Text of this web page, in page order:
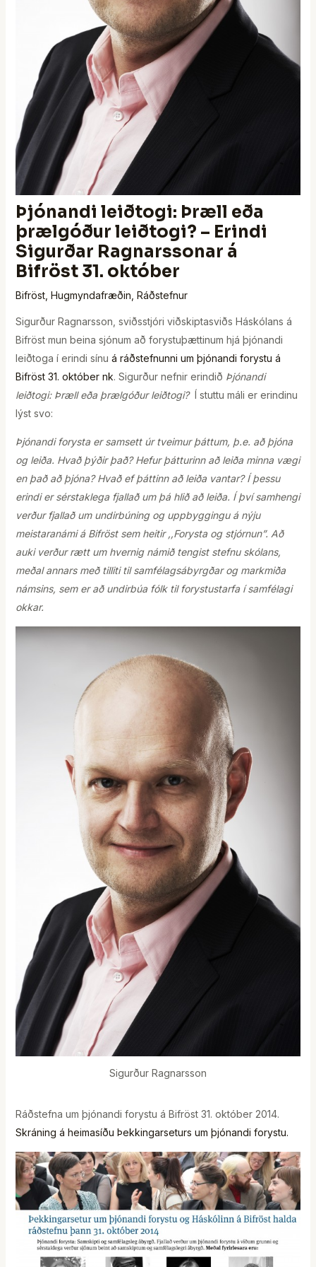
Þjónandi leiðtogi: Þræll eða
þrælgóður leiðtogi? – Erindi
Sigurðar Ragnarssonar á
Bifröst 31. október
Bifröst, Hugmyndafræðin Ráðstefnur
Sigurður Ragnarsson, sviðsstjóri viðskiptasviðs Háskólans á
Bifröst mun beina sjónum að forystuþættinum hjá þjónandi
leiðtoga í erindi sínu á ráðstefnunni um þjónandi forystu á
Bifröst 31. október nk. Sigurður nefnir erindið Þjónandi
leiðtogi: Þræll eða þrælgóður leiðtogi? Í stuttu máli er erindinu
lýst svo:
Þjónandi forysta er samsett úr tveimur þáttum, þ.e. að þjóna
og leiða. Hvað þýðir það? Hefur þátturinn að leiða minna vægi
en það að þjóna? Hvað ef þáttinn að leiða vantar? Í þessu
erindi er sérstaklega fjallað um þá hlið að leiða. Í því samhengi
verður fjallað um undirbúning og uppbyggingu á nýju
meistaranámi á Bifröst sem heitir ,,Forysta og stjórnun”. Að
auki verður rætt um hvernig námið tengist stefnu skólans,
meðal annars með tilliti til samfélagsábyrgðar og markmiða
námsins, sem er að undirbúa fólk til forystustarfa í samfélagi
okkar.
Sigurður Ragnarsson
Ráðstefna um þjónandi forystu á Bifröst 31. október 2014.
Skráning á heimasíðu Þekkingarseturs um þjónandi forystu.